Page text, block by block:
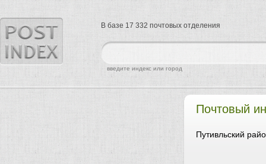
Почтовый
Путивльский
найти
введите индекс или город
В базе 17 332 почтовых отделения